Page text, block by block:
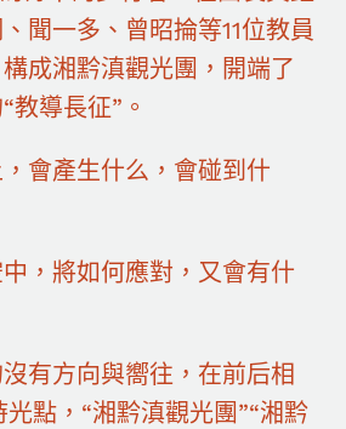
聞一多、曾昭掄等11位教員
成湘黔滇觀光團，開端了
教導長征”。
會產生什么，會碰到什
，將如何應對，又會有什
有方向與嚮往，在前后相
點，“湘黔滇觀光團”“湘黔